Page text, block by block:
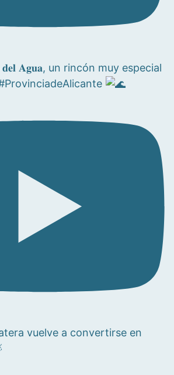
𝐝𝐞𝐥 𝐀𝐠𝐮𝐚, un rincón muy especial
vuelve a convertirse en